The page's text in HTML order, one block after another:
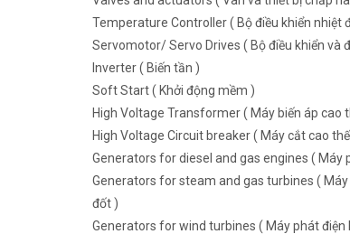
Temperature Controller ( Bộ điều khiển nhiệt
Servomotor/ Servo Drives ( Bộ điều khiển và
Inverter ( Biến tần )
Soft Start ( Khởi động mềm )
High Voltage Transformer ( Máy biến áp cao
High Voltage Circuit breaker ( Máy cắt cao
Generators for diesel and gas engines ( Máy
Generators for steam and gas turbines (
đốt )
Generators for wind turbines ( Máy phát điện